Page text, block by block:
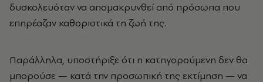
δυσκολευόταν να απομακρυνθεί από πρόσωπα που
επηρέαζαν καθοριστικά τη ζωή της.
Παράλληλα, υποστήριξε ότι η κατηγορούμενη δεν θα
μπορούσε — κατά την προσωπική της εκτίμηση — να